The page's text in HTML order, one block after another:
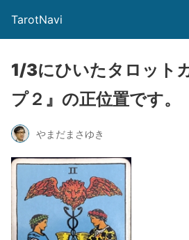
TarotNavi
1/3にひいたタロット
プ２』の正位置です。
やまだまさゆき